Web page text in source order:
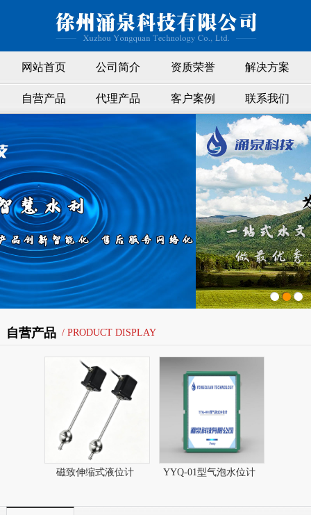
网站首页 公司简介 资质荣誉 解决方案
自营产品 代理产品 客户案例 联系我们
自营产品/ PRODUCT DISPLAY
磁致伸缩式液位计​ YYQ-01型气泡水位计